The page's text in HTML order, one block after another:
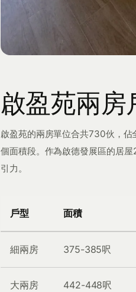
啟盈苑兩房
啟盈苑的兩房單位合共730伙，佔
個面積段。作為啟德發展區的居
引力。
戶型 面積
細兩房 375-385呎
大兩房 442-448呎